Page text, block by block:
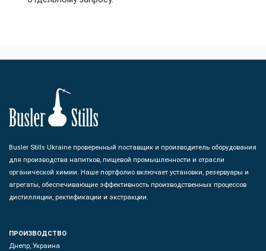
Busler Stills Ukraine проверенный поставщик и производитель оборудования
для производства напитков, пищевой промышленности и отрасли
органической химии. Наше портфолио включает установки, резервуары и
агрегаты, обеспечивающие эффективность производственных процессов
дистилляции, ректификации и экстракции.
ПРОИЗВОДСТВО
Днепр, Украина